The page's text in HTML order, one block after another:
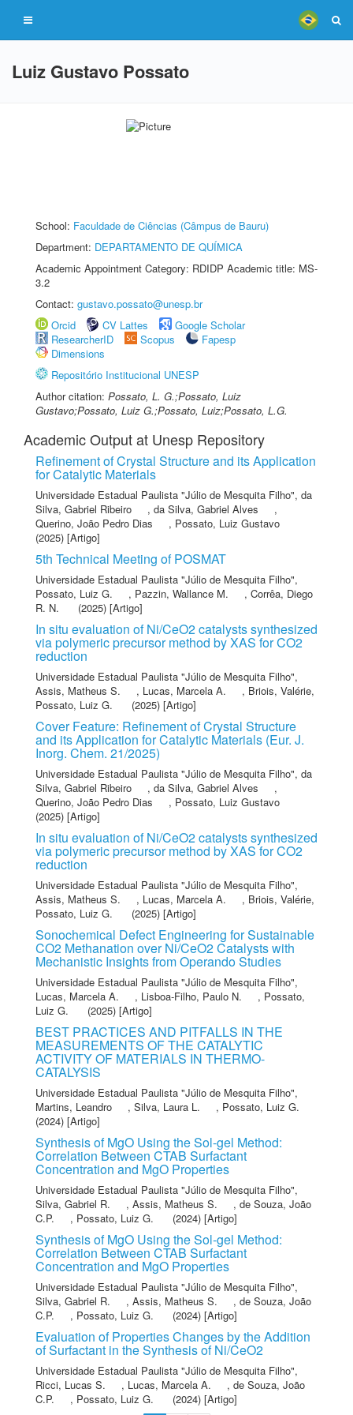
Luiz Gustavo Possato
School: Faculdade de Ciências (Câmpus de Bauru)
Department: DEPARTAMENTO DE QUÍMICA
Academic Appointment Category: RDIDP Academic title: MS-
3.2
Contact: gustavo.possato@unesp.br
Orcid
CV Lattes
Google Scholar
ResearcherID
Scopus
Fapesp
Dimensions
Repositório Institucional UNESP
Author citation: Possato, L. G.;Possato, Luiz
Gustavo;Possato, Luiz G.;Possato, Luiz;Possato, L.G.
Academic Output at Unesp Repository
Refinement of Crystal Structure and its Application
for Catalytic Materials
Universidade Estadual Paulista "Júlio de Mesquita Filho", da
Silva, Gabriel Ribeiro
, da Silva, Gabriel Alves
,
Querino, João Pedro Dias
, Possato, Luiz Gustavo
(2025) [Artigo]
5th Technical Meeting of POSMAT
Universidade Estadual Paulista "Júlio de Mesquita Filho",
Possato, Luiz G.
, Pazzin, Wallance M. , Corrêa, Diego
R. N.
(2025) [Artigo]
In situ evaluation of Ni/CeO2 catalysts synthesized
via polymeric precursor method by XAS for CO2
reduction
Universidade Estadual Paulista "Júlio de Mesquita Filho",
Assis, Matheus S.
, Lucas, Marcela A. , Briois, Valérie,
Possato, Luiz G.
(2025) [Artigo]
Cover Feature: Refinement of Crystal Structure
and its Application for Catalytic Materials (Eur. J.
Inorg. Chem. 21/2025)
Universidade Estadual Paulista "Júlio de Mesquita Filho", da
Silva, Gabriel Ribeiro
, da Silva, Gabriel Alves
,
Querino, João Pedro Dias
, Possato, Luiz Gustavo
(2025) [Artigo]
In situ evaluation of Ni/CeO2 catalysts synthesized
via polymeric precursor method by XAS for CO2
reduction
Universidade Estadual Paulista "Júlio de Mesquita Filho",
Assis, Matheus S.
, Lucas, Marcela A. , Briois, Valérie,
Possato, Luiz G.
(2025) [Artigo]
Sonochemical Defect Engineering for Sustainable
CO2 Methanation over Ni/CeO2 Catalysts with
Mechanistic Insights from Operando Studies
Universidade Estadual Paulista "Júlio de Mesquita Filho",
Lucas, Marcela A.
, Lisboa‐Filho, Paulo N. , Possato,
Luiz G.
(2025) [Artigo]
BEST PRACTICES AND PITFALLS IN THE
MEASUREMENTS OF THE CATALYTIC
ACTIVITY OF MATERIALS IN THERMO-
CATALYSIS
Universidade Estadual Paulista "Júlio de Mesquita Filho",
Martins, Leandro
, Silva, Laura L. , Possato, Luiz G.
(2024) [Artigo]
Synthesis of MgO Using the Sol-gel Method:
Correlation Between CTAB Surfactant
Concentration and MgO Properties
Universidade Estadual Paulista "Júlio de Mesquita Filho",
Silva, Gabriel R.
, Assis, Matheus S. , de Souza, João
C.P.
, Possato, Luiz G. (2024) [Artigo]
Synthesis of MgO Using the Sol-gel Method:
Correlation Between CTAB Surfactant
Concentration and MgO Properties
Universidade Estadual Paulista "Júlio de Mesquita Filho",
Silva, Gabriel R.
, Assis, Matheus S. , de Souza, João
C.P.
, Possato, Luiz G. (2024) [Artigo]
Evaluation of Properties Changes by the Addition
of Surfactant in the Synthesis of Ni/CeO2
Universidade Estadual Paulista "Júlio de Mesquita Filho",
Ricci, Lucas S.
, Lucas, Marcela A. , de Souza, João
C.P.
, Possato, Luiz G. (2024) [Artigo]